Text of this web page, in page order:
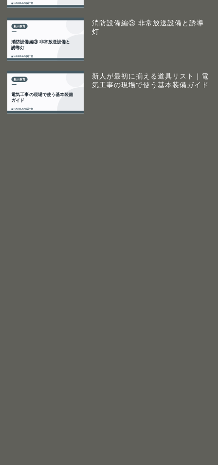
消防設備編③ 非常放送設備と誘導
灯
新人が最初に揃える道具リスト｜電
気工事の現場で使う基本装備ガイド